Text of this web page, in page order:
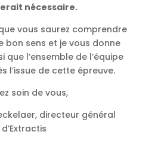
nécessaire.
vous saurez comprendre
bon sens et je vous donne
que l’ensemble de l’équipe
l’issue de cette épreuve.
soin de vous,
directeur général
d’Extractis